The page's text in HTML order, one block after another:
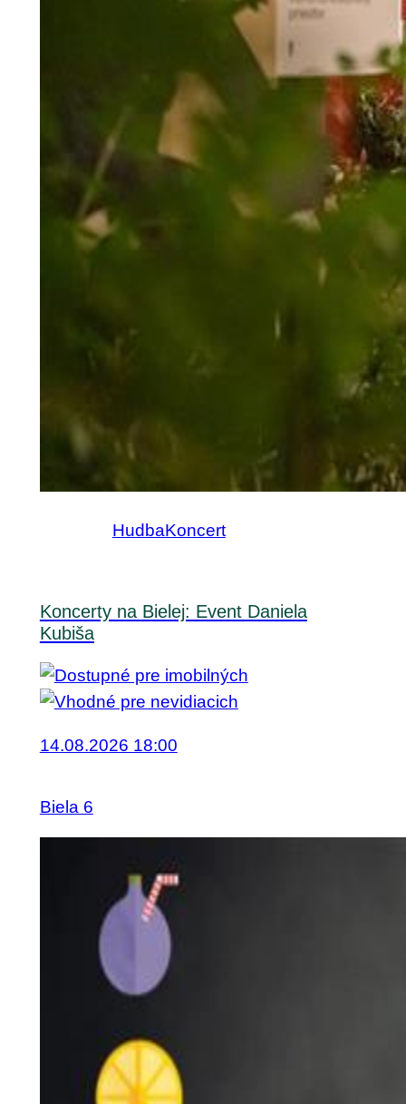
HudbaKoncert
Koncerty na Bielej: Event Daniela
Kubiša
14.08.2026 18:00
Biela 6